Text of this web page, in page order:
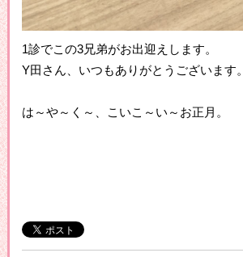
1診でこの3兄弟がお出迎えします。
Y田さん、いつもありがとうございます。
は～や～く～、こいこ～い～お正月。